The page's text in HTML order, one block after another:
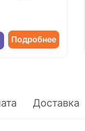
Подробнее
Доставка